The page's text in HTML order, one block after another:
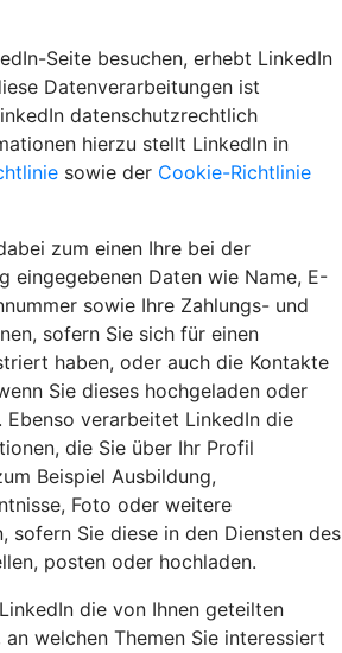
Seite besuchen, erhebt LinkedIn
Datenverarbeitungen ist
datenschutzrechtlich
hierzu stellt LinkedIn in
sowie der Cookie-Richtlinie
zum einen Ihre bei der
eingegebenen Daten wie Name, E-
sowie Ihre Zahlungs- und
sofern Sie sich für einen
haben, oder auch die Kontakte
Sie dieses hochgeladen oder
Ebenso verarbeitet LinkedIn die
die Sie über Ihr Profil
Beispiel Ausbildung,
Foto oder weitere
sofern Sie diese in den Diensten des
posten oder hochladen.
die von Ihnen geteilten
welchen Themen Sie interessiert